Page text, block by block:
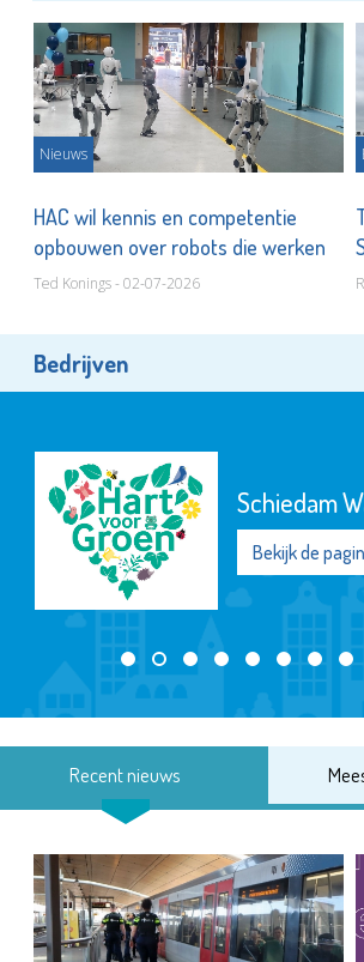
Nieuws
HAC wil kennis en competentie
opbouwen over robots die werken
Ted Konings - 02-07-2026
Bedrijven
Schiedam
Bekijk de
Recent nieuws